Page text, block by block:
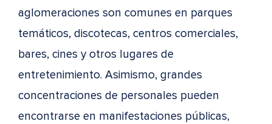
aglomeraciones son comunes en parques
temáticos, discotecas, centros comerciales,
bares, cines y otros lugares de
entretenimiento. Asimismo, grandes
concentraciones de personales pueden
encontrarse en manifestaciones públicas,